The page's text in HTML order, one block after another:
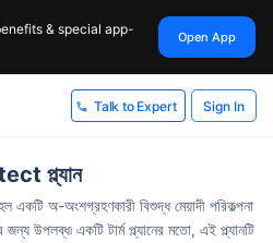
& special app-
Open App
Talk to Expert Sign In
প্ল্যান
অ-অংশগ্রহণকারী বিশুদ্ধ মেয়াদী পরিকল্পনা
জন্য উপলব্ধ৷ একটি টার্ম প্ল্যানের মতো, এই প্ল্যানটি